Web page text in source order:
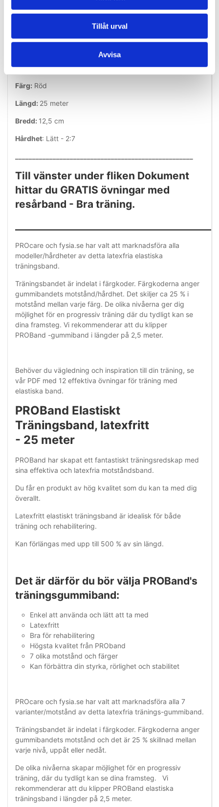
Tillåt urval
Avvisa
Enkelt att använda och lätt att ta med
Specifikationer:
Färg: Röd
Längd: 25 meter
Bredd: 12,5 cm
Hårdhet: Lätt - 2:7
Till vänster under fliken Dokument
hittar du GRATIS övningar med
resårband - Bra träning.
PROcare och fysia.se har valt att marknadsföra alla
modeller/hårdheter av detta latexfria elastiska
träningsband.
Träningsbandet är indelat i färgkoder. Färgkoderna anger
gummibandets motstånd/hårdhet. Det skiljer ca 25 % i
motstånd mellan varje färg. De olika nivåerna ger dig
möjlighet för en progressiv träning där du tydligt kan se
dina framsteg. Vi rekommenderar att du klipper
PROBand -gummiband i längder på 2,5 meter.
Behöver du vägledning och inspiration till din träning, se
vår PDF med 12 effektiva övningar för träning med
elastiska band.
PROBand Elastiskt
Träningsband, latexfritt
- 25 meter
PROBand har skapat ett fantastiskt träningsredskap med
sina effektiva och latexfria motståndsband.
Du får en produkt av hög kvalitet som du kan ta med dig
överallt.
Latexfritt elastiskt träningsband är idealisk för både
träning och rehabilitering.
Kan förlängas med upp till 500 % av sin längd.
Det är därför du bör välja PROBand's
träningsgummiband:
Enkel att använda och lätt att ta med
Latexfritt
Bra för rehabilitering
Högsta kvalitet från PROband
7 olika motstånd och färger
Kan förbättra din styrka, rörlighet och stabilitet
PROcare och fysia.se har valt att marknadsföra alla 7
varianter/motstånd av detta latexfria tränings-gummiband.
Träningsbandet är indelat i färgkoder. Färgkoderna anger
gummibandets motstånd och det är 25 % skillnad mellan
varje nivå, uppåt eller nedåt.
De olika nivåerna skapar möjlighet för en progressiv
träning, där du tydligt kan se dina framsteg. Vi
rekommenderar att du klipper PROBand elastiska
träningsband i längder på 2,5 meter.